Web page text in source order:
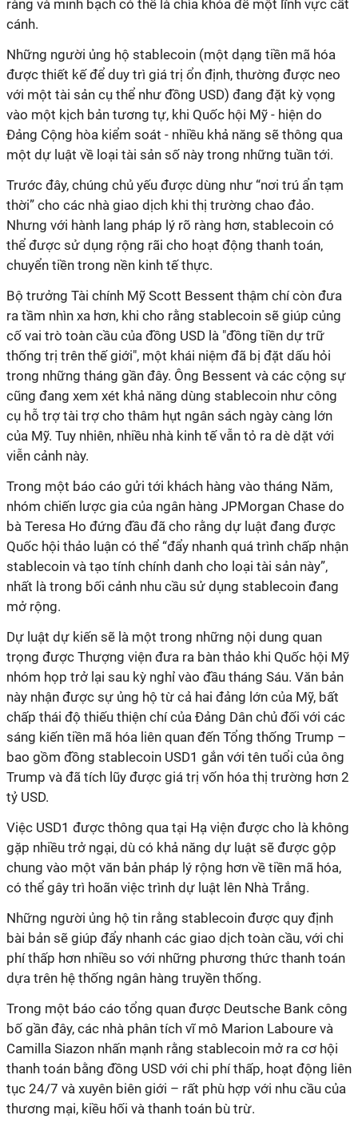
ràng và minh bạch có thể là chìa khóa để một lĩnh vực cất
cánh.
Những người ủng hộ stablecoin (một dạng tiền mã hóa
được thiết kế để duy trì giá trị ổn định, thường được neo
với một tài sản cụ thể như đồng USD) đang đặt kỳ vọng
vào một kịch bản tương tự, khi Quốc hội Mỹ - hiện do
Đảng Cộng hòa kiểm soát - nhiều khả năng sẽ thông qua
một dự luật về loại tài sản số này trong những tuần tới.
Trước đây, chúng chủ yếu được dùng như “nơi trú ẩn tạm
thời” cho các nhà giao dịch khi thị trường chao đảo.
Nhưng với hành lang pháp lý rõ ràng hơn, stablecoin có
thể được sử dụng rộng rãi cho hoạt động thanh toán,
chuyển tiền trong nền kinh tế thực.
Bộ trưởng Tài chính Mỹ Scott Bessent thậm chí còn đưa
ra tầm nhìn xa hơn, khi cho rằng stablecoin sẽ giúp củng
cố vai trò toàn cầu của đồng USD là "đồng tiền dự trữ
thống trị trên thế giới", một khái niệm đã bị đặt dấu hỏi
trong những tháng gần đây. Ông Bessent và các cộng sự
cũng đang xem xét khả năng dùng stablecoin như công
cụ hỗ trợ tài trợ cho thâm hụt ngân sách ngày càng lớn
của Mỹ. Tuy nhiên, nhiều nhà kinh tế vẫn tỏ ra dè dặt với
viễn cảnh này.
Trong một báo cáo gửi tới khách hàng vào tháng Năm,
nhóm chiến lược gia của ngân hàng JPMorgan Chase do
bà Teresa Ho đứng đầu đã cho rằng dự luật đang được
Quốc hội thảo luận có thể “đẩy nhanh quá trình chấp nhận
stablecoin và tạo tính chính danh cho loại tài sản này”,
nhất là trong bối cảnh nhu cầu sử dụng stablecoin đang
mở rộng.
Dự luật dự kiến sẽ là một trong những nội dung quan
trọng được Thượng viện đưa ra bàn thảo khi Quốc hội Mỹ
nhóm họp trở lại sau kỳ nghỉ vào đầu tháng Sáu. Văn bản
này nhận được sự ủng hộ từ cả hai đảng lớn của Mỹ, bất
chấp thái độ thiếu thiện chí của Đảng Dân chủ đối với các
sáng kiến tiền mã hóa liên quan đến Tổng thống Trump –
bao gồm đồng stablecoin USD1 gắn với tên tuổi của ông
Trump và đã tích lũy được giá trị vốn hóa thị trường hơn 2
tỷ USD.
Việc USD1 được thông qua tại Hạ viện được cho là không
gặp nhiều trở ngại, dù có khả năng dự luật sẽ được gộp
chung vào một văn bản pháp lý rộng hơn về tiền mã hóa,
có thể gây trì hoãn việc trình dự luật lên Nhà Trắng.
Những người ủng hộ tin rằng stablecoin được quy định
bài bản sẽ giúp đẩy nhanh các giao dịch toàn cầu, với chi
phí thấp hơn nhiều so với những phương thức thanh toán
dựa trên hệ thống ngân hàng truyền thống.
Trong một báo cáo tổng quan được Deutsche Bank công
bố gần đây, các nhà phân tích vĩ mô Marion Laboure và
Camilla Siazon nhấn mạnh rằng stablecoin mở ra cơ hội
thanh toán bằng đồng USD với chi phí thấp, hoạt động liên
tục 24/7 và xuyên biên giới – rất phù hợp với nhu cầu của
thương mại, kiều hối và thanh toán bù trừ.